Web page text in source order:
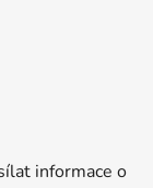
informace o